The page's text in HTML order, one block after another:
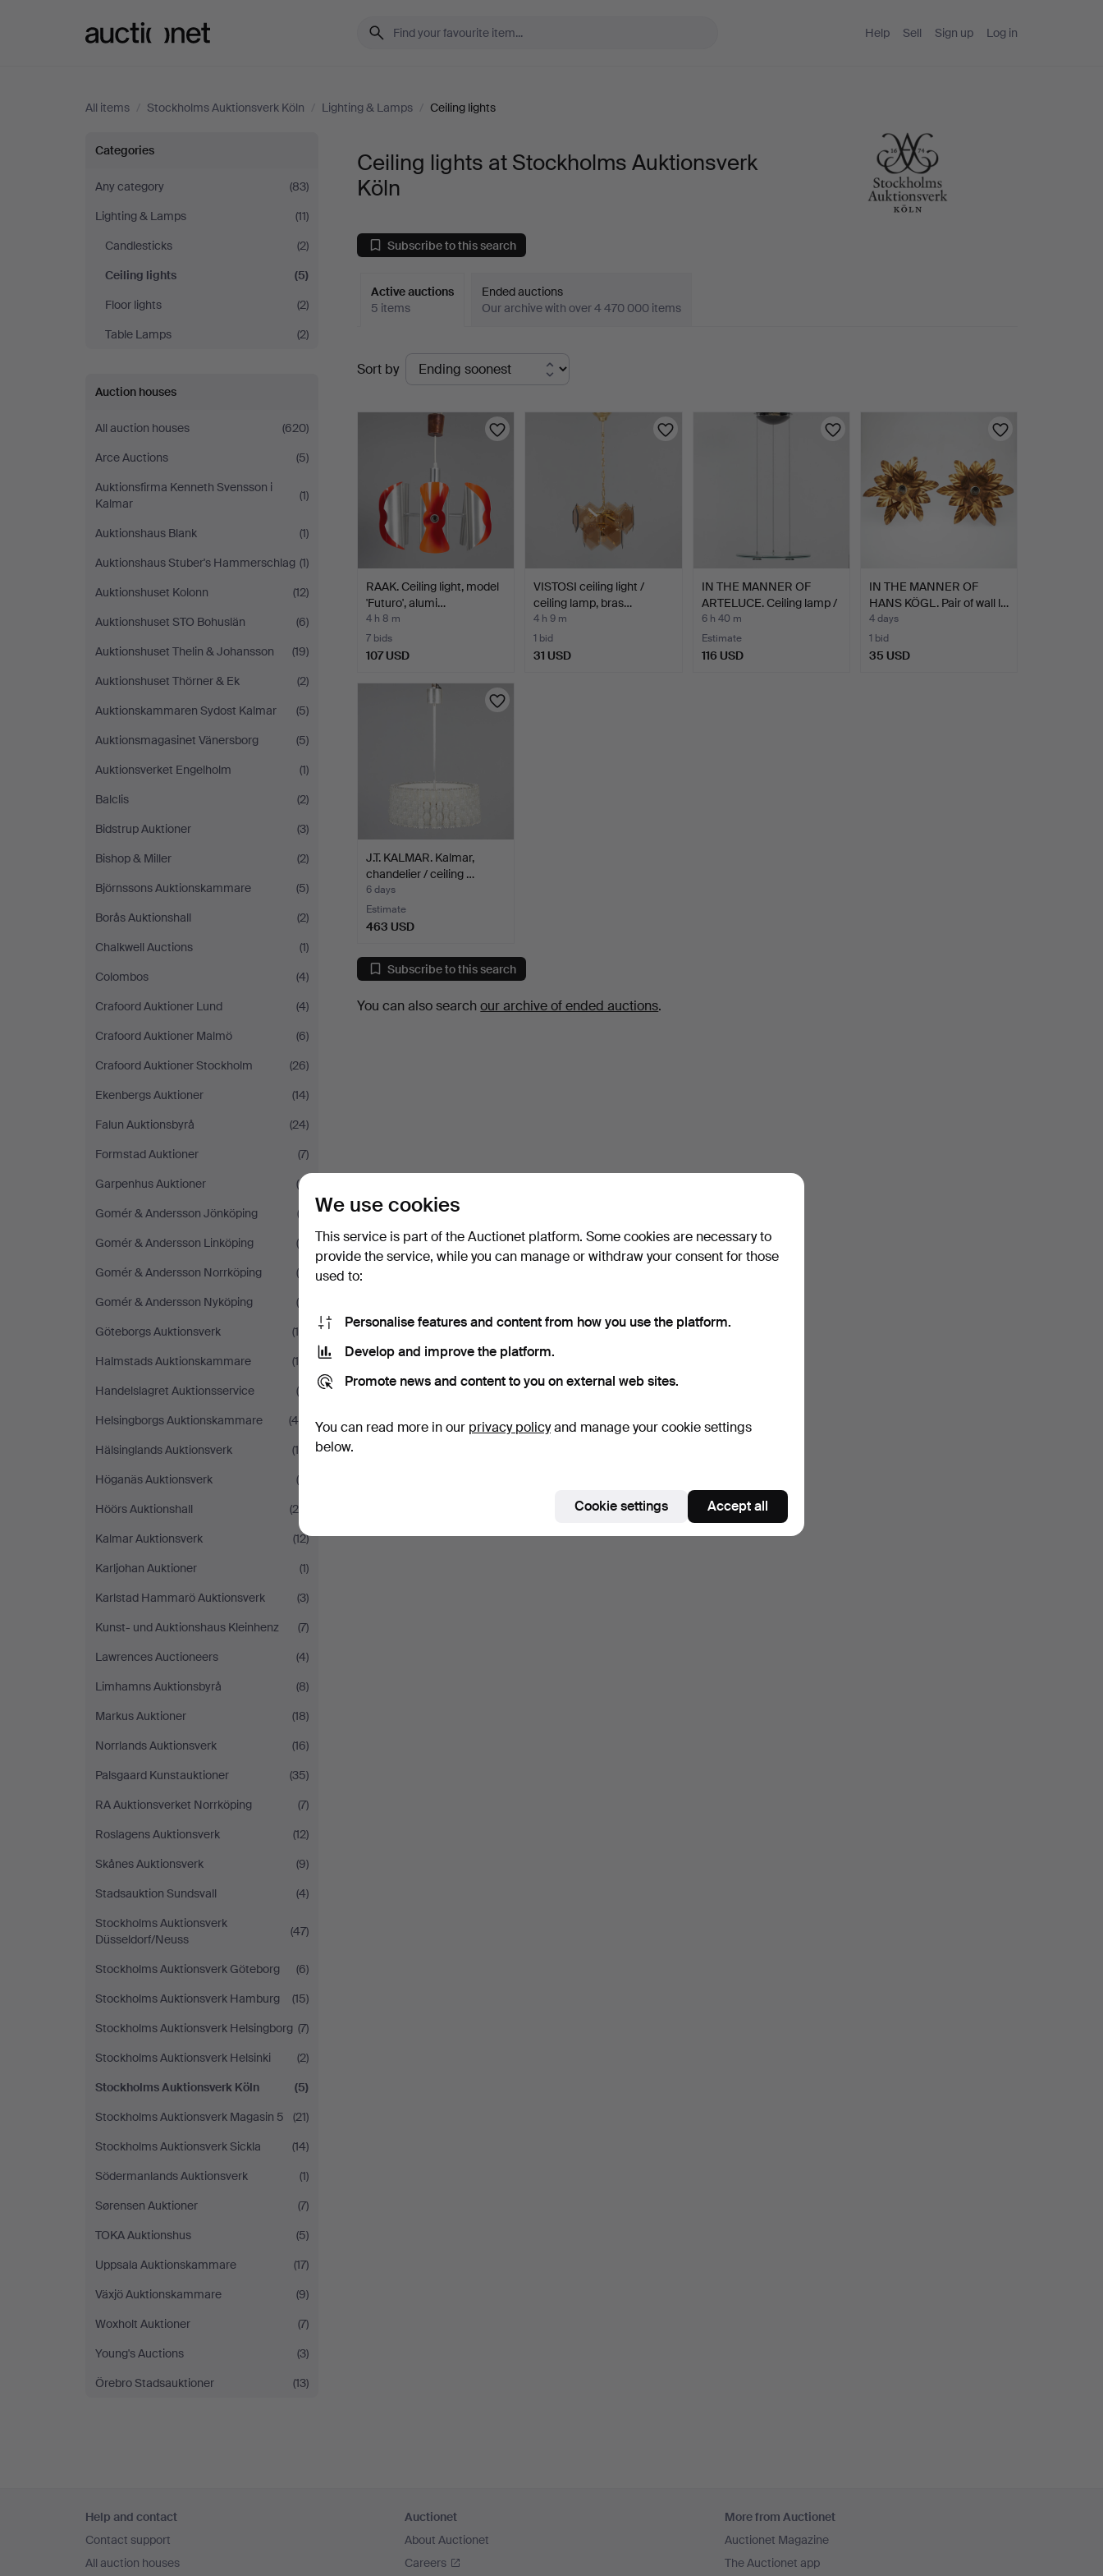
Help Sell Sign up Log in
All items / Stockholms Auktionsverk Köln / Lighting & Lamps / Ceiling lights
Ceiling
lights
at
Stockholms
Auktionsverk
Köln
Categories
Any category
(83)
Lighting & Lamps
(11)
Candlesticks
(2)
Ceiling lights
(5)
Floor lights
(2)
Table Lamps
(2)
Auction houses
All auction houses
(620)
Arce Auctions
(5)
Auktionsfirma Kenneth Svensson i
Kalmar
(1)
Auktionshaus Blank
(1)
Auktionshaus Stuber's Hammerschlag (1)
Auktionshuset Kolonn
(12)
Auktionshuset STO Bohuslän
(6)
Auktionshuset Thelin & Johansson
(19)
Auktionshuset Thörner & Ek
(2)
Auktionskammaren Sydost Kalmar
(5)
Auktionsmagasinet Vänersborg
(5)
Auktionsverket Engelholm
(1)
Balclis
(2)
Bidstrup Auktioner
(3)
Bishop & Miller
(2)
Björnssons Auktionskammare
(5)
Borås Auktionshall
(2)
Chalkwell Auctions
(1)
Colombos
(4)
Crafoord Auktioner Lund
(4)
Crafoord Auktioner Malmö
(6)
Crafoord Auktioner Stockholm
(26)
Ekenbergs Auktioner
(14)
Falun Auktionsbyrå
(24)
Formstad Auktioner
(7)
Garpenhus Auktioner
(4)
Gomér & Andersson Jönköping
(2)
Gomér & Andersson Linköping
(8)
Gomér & Andersson Norrköping
(5)
Gomér & Andersson Nyköping
(6)
Göteborgs Auktionsverk
(14)
Halmstads Auktionskammare
(16)
Handelslagret Auktionsservice
(6)
Helsingborgs Auktionskammare
(46)
Hälsinglands Auktionsverk
(16)
Höganäs Auktionsverk
(4)
Höörs Auktionshall
(20)
Kalmar Auktionsverk
(12)
Karljohan Auktioner
(1)
Karlstad Hammarö Auktionsverk
(3)
Kunst- und Auktionshaus Kleinhenz
(7)
Lawrences Auctioneers
(4)
Limhamns Auktionsbyrå
(8)
Markus Auktioner
(18)
Norrlands Auktionsverk
(16)
Palsgaard Kunstauktioner
(35)
RA Auktionsverket Norrköping
(7)
Roslagens Auktionsverk
(12)
Skånes Auktionsverk
(9)
Stadsauktion Sundsvall
(4)
Stockholms Auktionsverk
Düsseldorf/Neuss
(47)
Stockholms Auktionsverk Göteborg
(6)
Stockholms Auktionsverk Hamburg
(15)
Stockholms Auktionsverk Helsingborg (7)
Stockholms Auktionsverk Helsinki
(2)
Stockholms Auktionsverk Köln
(5)
Stockholms Auktionsverk Magasin 5
(21)
Stockholms Auktionsverk Sickla
(14)
Södermanlands Auktionsverk
(1)
Sørensen Auktioner
(7)
TOKA Auktionshus
(5)
Uppsala Auktionskammare
(17)
Växjö Auktionskammare
(9)
Woxholt Auktioner
(7)
Young's Auctions
(3)
Örebro Stadsauktioner
(13)
Ceiling lights at Stockholms Auktionsverk
Köln
Subscribe to this search
Active auctions
5 items
Ended auctions
Our archive with over 4 470 000 items
Active
auctions
Sort by
RAAK. Ceiling light, model
'Futuro', alumi…
4 h 8 m
7 bids
107 USD
VISTOSI ceiling light /
ceiling lamp, bras…
4 h 9 m
1 bid
31 USD
IN THE MANNER OF
ARTELUCE. Ceiling lamp /
…
6 h 40 m
Estimate
116 USD
IN THE MANNER OF
HANS KÖGL. Pair of wall l…
4 days
1 bid
35 USD
J.T. KALMAR. Kalmar,
chandelier / ceiling …
6 days
Estimate
463 USD
Subscribe to this search
You can also searchour archive of ended auctions.
navigation
Help and contact
Contact support
All auction houses
Auctionet
About Auctionet
Careers
More from Auctionet
Auctionet Magazine
The Auctionet app
We use cookies
This service is part of the Auctionet platform. Some cookies are necessary to
provide the service, while you can manage or withdraw your consent for those
used to:
Personalise features and content from how you use the platform.
Develop and improve the platform.
Promote news and content to you on external web sites.
You can read more in our privacy policyand manage your cookie settings
below.
Cookie settings Accept all